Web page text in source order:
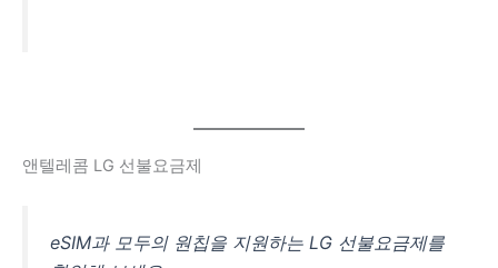
앤텔레콤 LG 선불요금제
eSIM과 모두의 원칩을 지원하는 LG 선불요금제를